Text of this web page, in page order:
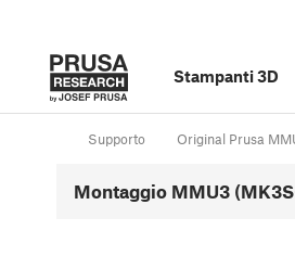
Stampanti 3D
Supporto Original Prusa
Montaggio MMU3